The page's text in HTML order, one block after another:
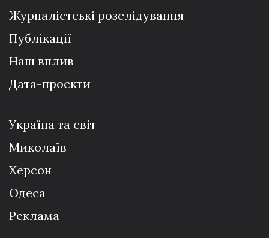
Журналістські розслідування
Публікації
Наш вплив
Дата-проєкти
Україна та світ
Миколаїв
Херсон
Одеса
Реклама